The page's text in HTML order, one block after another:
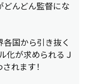
どんどん監督にな
国から引き抜く
化が求められるＪ
れます！